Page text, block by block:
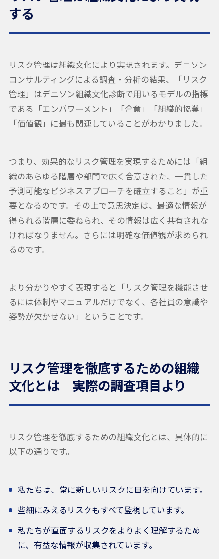
する
リスク管理は組織文化により実現されます。デニソン
コンサルティングによる調査・分析の結果、「リスク
管理」はデニソン組織文化診断で用いるモデルの指標
である「エンパワーメント」「合意」「組織的協業」
「価値観」に最も関連していることがわかりました。
つまり、効果的なリスク管理を実現するためには「組
織のあらゆる階層や部門で広く合意された、一貫した
予測可能なビジネスアプローチを確立すること」が重
要となるのです。その上で意思決定は、最適な情報が
得られる階層に委ねられ、その情報は広く共有されな
ければなりません。さらには明確な価値観が求められ
るのです。
より分かりやすく表現すると「リスク管理を機能させ
るには体制やマニュアルだけでなく、各社員の意識や
姿勢が欠かせない」ということです。
リスク管理を徹底するための組織
文化とは｜実際の調査項目より
リスク管理を徹底するための組織文化とは、具体的に
以下の通りです。
私たちは、常に新しいリスクに目を向けています。
些細にみえるリスクもすべて監視しています。
私たちが直面するリスクをよりよく理解するため
に、有益な情報が収集されています。